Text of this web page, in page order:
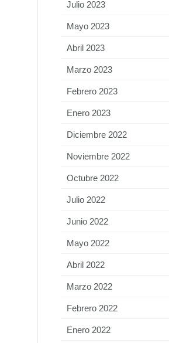
Julio 2023
Mayo 2023
Abril 2023
Marzo 2023
Febrero 2023
Enero 2023
Diciembre 2022
Noviembre 2022
Octubre 2022
Julio 2022
Junio 2022
Mayo 2022
Abril 2022
Marzo 2022
Febrero 2022
Enero 2022